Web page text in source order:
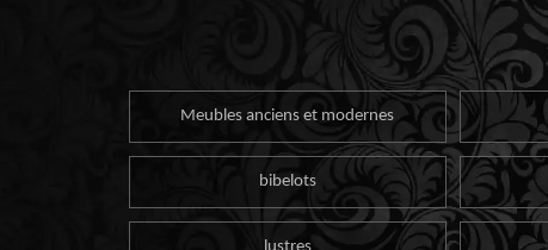
Meubles anciens et modernes
bibelots